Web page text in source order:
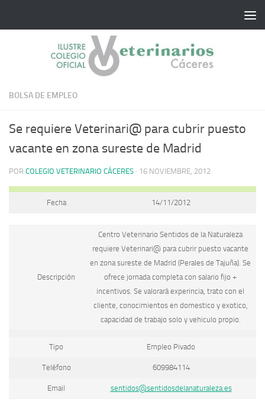
BOLSA DE EMPLEO
Se requiere Veterinari@ para cubrir puesto
vacante en zona sureste de Madrid
POR COLEGIO VETERINARIO CÁCERES · 16 NOVIEMBRE, 2012
Fecha 14/11/2012
Descripción
Centro Veterinario Sentidos de la Naturaleza
requiere Veterinari@ para cubrir puesto vacante
en zona sureste de Madrid (Perales de Tajuña). Se
ofrece jornada completa con salario fijo +
incentivos. Se valorará experincia, trato con el
cliente, conocimientos en domestico y exotico,
capacidad de trabajo solo y vehiculo propio.
Tipo Empleo Pivado
Teléfono 609984114
Email sentidos@sentidosdelanaturaleza.es